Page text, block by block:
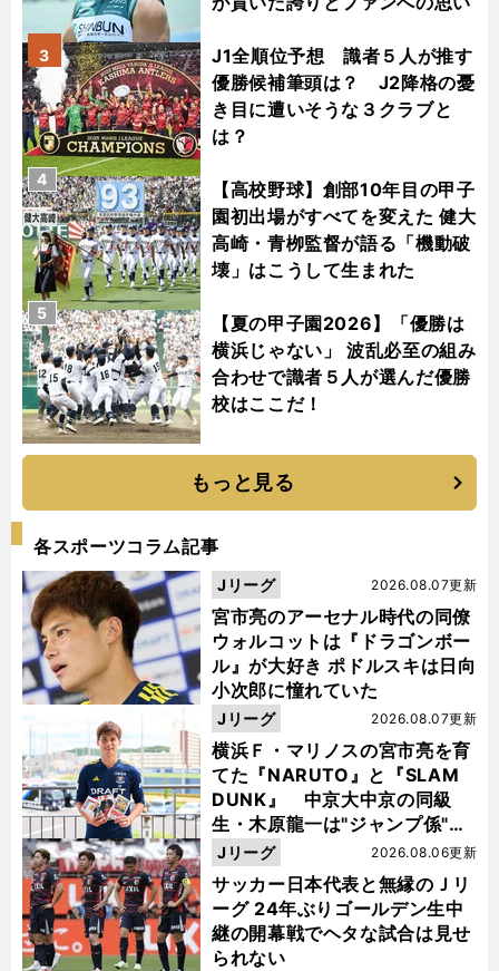
J1全順位予想 識者５人が推す
優勝候補筆頭は？ J2降格の憂
き目に遭いそうな３クラブと
は？
3
【高校野球】創部10年目の甲子
園初出場がすべてを変えた 健大
高崎・青栁監督が語る「機動破
壊」はこうして生まれた
4
【夏の甲子園2026】「優勝は
横浜じゃない」 波乱必至の組み
合わせで識者５人が選んだ優勝
校はここだ！
5
もっと見る
各スポーツコラム記事
宮市亮のアーセナル時代の同僚
ウォルコットは『ドラゴンボー
ル』が大好き ポドルスキは日向
小次郎に憧れていた
2026.08.07更新
Jリーグ
横浜Ｆ・マリノスの宮市亮を育
てた『NARUTO』と『SLAM
DUNK』 中京大中京の同級
生・木原龍一は"ジャンプ係"だ
った
2026.08.07更新
Jリーグ
サッカー日本代表と無縁のＪリ
ーグ 24年ぶりゴールデン生中
継の開幕戦でヘタな試合は見せ
られない
2026.08.06更新
Jリーグ